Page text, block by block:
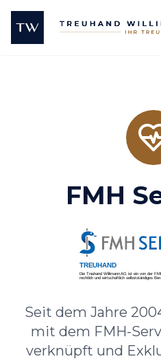
FMH
Seit dem Jahre
mit dem FMH-
verknüpft und